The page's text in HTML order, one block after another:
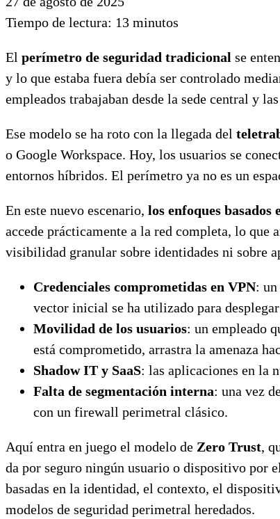
Tiempo de lectura: 13 minutos
El perímetro de seguridad tradicional se
y lo que estaba fuera debía ser controlado
empleados trabajaban desde la sede central y
Ese modelo se ha roto con la llegada del
o Google Workspace. Hoy, los usuarios se
entornos híbridos. El perímetro ya no es un
En este nuevo escenario, los enfoques
accede prácticamente a la red completa, lo
visibilidad granular sobre identidades ni sobre
Credenciales comprometidas en VPN: un
vector inicial se ha utilizado para
Movilidad de los usuarios: un empleado
está comprometido, arrastra la amenaza
Shadow IT y SaaS: las aplicaciones en la
Falta de segmentación interna: una vez
con un firewall perimetral clásico.
Aquí entra en juego el modelo de Zero Trust,
da por seguro ningún usuario o dispositivo por
basadas en la identidad, el contexto, el
modelos de seguridad perimetral heredados.